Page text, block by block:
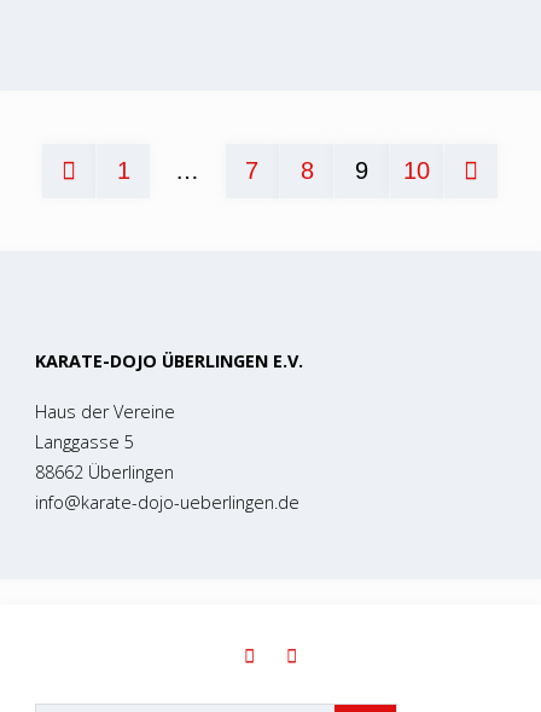
1 … 7 8 9 10
KARATE-DOJO ÜBERLINGEN E.V.
Haus der Vereine
Langgasse 5
88662 Überlingen
info@karate-dojo-ueberlingen.de